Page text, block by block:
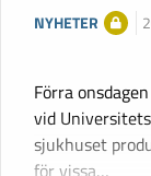
NYHETER
Förra
vid
sjukhuset
för vissa…